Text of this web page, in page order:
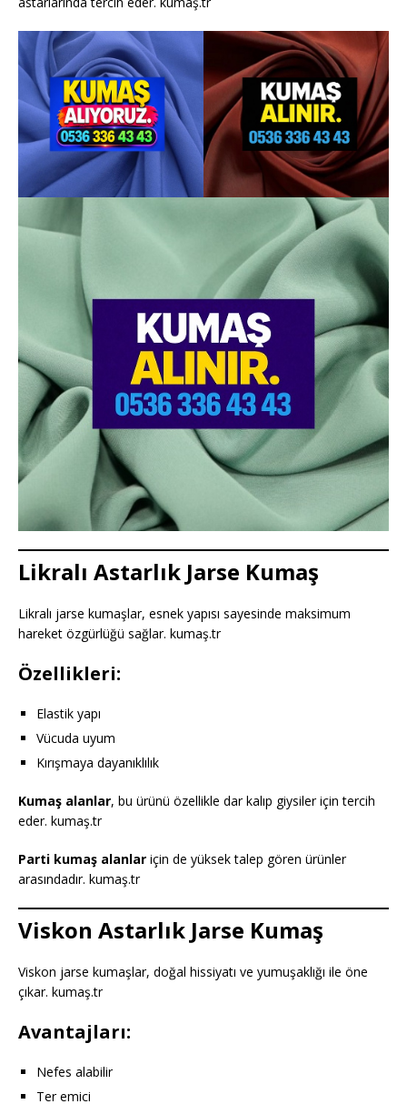
Likralı Astarlık Jarse Kumaş
Likralı jarse kumaşlar, esnek yapısı sayesinde maksimum
hareket özgürlüğü sağlar. kumaş.tr
Özellikleri:
Elastik yapı
Vücuda uyum
Kırışmaya dayanıklılık
Kumaş alanlar, bu ürünü özellikle dar kalıp giysiler için tercih
eder. kumaş.tr
Parti kumaş alanlar için de yüksek talep gören ürünler
arasındadır. kumaş.tr
Viskon Astarlık Jarse Kumaş
Viskon jarse kumaşlar, doğal hissiyatı ve yumuşaklığı ile öne
çıkar. kumaş.tr
Avantajları:
Nefes alabilir
Ter emici